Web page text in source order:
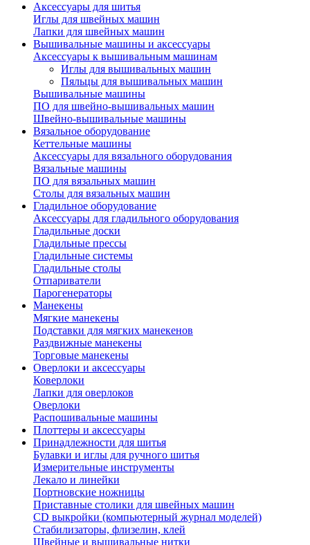
Аксессуары для шитья
Иглы для швейных машин
Лапки для швейных машин
Вышивальные машины и аксессуары
Аксессуары к вышивальным машинам
Иглы для вышивальных машин
Пяльцы для вышивальных машин
Вышивальные машины
ПО для швейно-вышивальных машин
Швейно-вышивальные машины
Вязальное оборудование
Кеттельные машины
Аксессуары для вязального оборудования
Вязальные машины
ПО для вязальных машин
Столы для вязальных машин
Гладильное оборудование
Аксессуары для гладильного оборудования
Гладильные доски
Гладильные прессы
Гладильные системы
Гладильные столы
Отпариватели
Парогенераторы
Манекены
Мягкие манекены
Подставки для мягких манекенов
Раздвижные манекены
Торговые манекены
Оверлоки и аксессуары
Коверлоки
Лапки для оверлоков
Оверлоки
Распошивальные машины
Плоттеры и аксессуары
Принадлежности для шитья
Булавки и иглы для ручного шитья
Измерительные инструменты
Лекало и линейки
Портновские ножницы
Приставные столики для швейных машин
СD выкройки (компьютерный журнал моделей)
Стабилизаторы, флизелин, клей
Швейные и вышивальные нитки